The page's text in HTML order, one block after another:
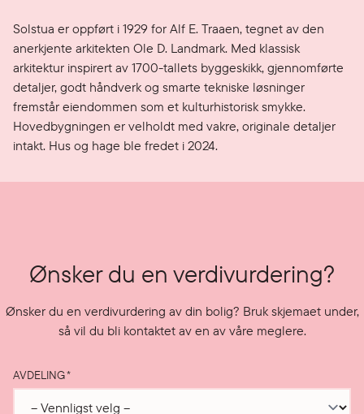
Solstua er oppført i 1929 for Alf E. Traaen, tegnet av den
anerkjente arkitekten Ole D. Landmark. Med klassisk
arkitektur inspirert av 1700-tallets byggeskikk, gjennomførte
detaljer, godt håndverk og smarte tekniske løsninger
fremstår eiendommen som et kulturhistorisk smykke.
Hovedbygningen er velholdt med vakre, originale detaljer
intakt. Hus og hage ble fredet i 2024.
Ønsker du en verdivurdering?
Ønsker du en verdivurdering av din bolig? Bruk skjemaet under,
så vil du bli kontaktet av en av våre meglere.
AVDELING*